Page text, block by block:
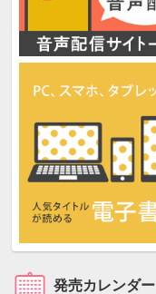
発売カレンダー